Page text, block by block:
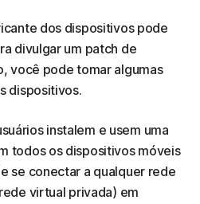
dos dispositivos pode
divulgar um patch de
você pode tomar algumas
dispositivos.
instalem e usem uma
todos os dispositivos móveis
se conectar a qualquer rede
virtual privada) em